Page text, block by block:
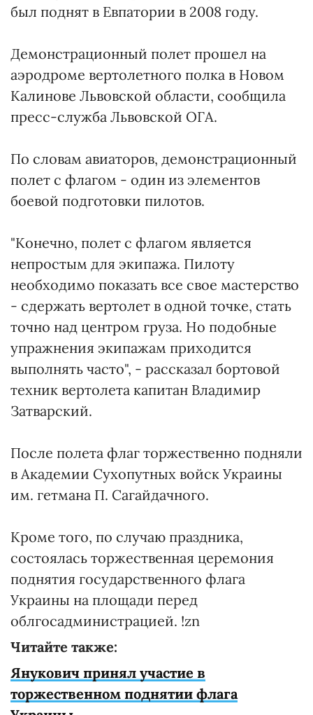
был поднят в Евпатории в 2008 году.
Демонстрационный полет прошел на
аэродроме вертолетного полка в Новом
Калинове Львовской области, сообщила
пресс-служба Львовской ОГА.
По словам авиаторов, демонстрационный
полет с флагом - один из элементов
боевой подготовки пилотов.
"Конечно, полет с флагом является
непростым для экипажа. Пилоту
необходимо показать все свое мастерство
- сдержать вертолет в одной точке, стать
точно над центром груза. Но подобные
упражнения экипажам приходится
выполнять часто", - рассказал бортовой
техник вертолета капитан Владимир
Затварский.
После полета флаг торжественно подняли
в Академии Сухопутных войск Украины
им. гетмана П. Сагайдачного.
Кроме того, по случаю праздника,
состоялась торжественная церемония
поднятия государственного флага
Украины на площади перед
облгосадминистрацией. !zn
Читайте также:
Янукович принял участие в
торжественном поднятии флага